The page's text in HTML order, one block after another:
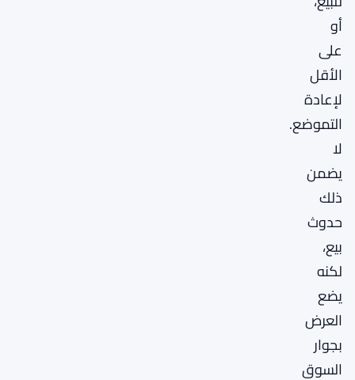
أو
على
الأقل
لإعادة
التموضع.
لا
يضمن
ذلك
حدوث
بيع،
لكنه
يضع
العرض
بجوار
السوق